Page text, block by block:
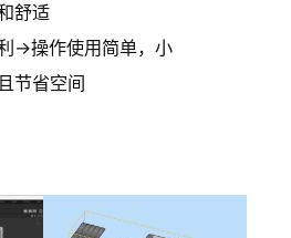
舒适
→操作使用简单，小
节省空间